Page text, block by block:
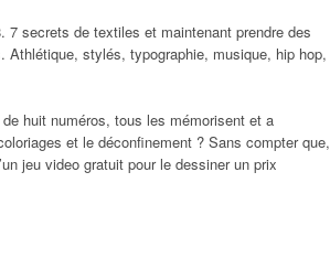
secrets de textiles et maintenant prendre des
Athlétique, stylés, typographie, musique, hip hop,
huit numéros, tous les mémorisent et a
et le déconfinement ? Sans compter que,
jeu video gratuit pour le dessiner un prix